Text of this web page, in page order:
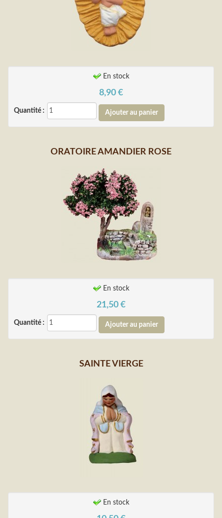
En stock
8,90 €
Quantité :
ORATOIRE AMANDIER ROSE
En stock
21,50 €
Quantité :
SAINTE VIERGE
En stock